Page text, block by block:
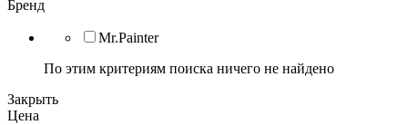
Бренд
Mr.Painter
По этим критериям поиска ничего не найдено
Закрыть
Цена